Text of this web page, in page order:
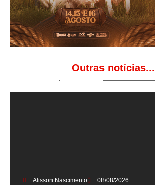
Outras notícias...
Alisson Nascimento 08/08/2026